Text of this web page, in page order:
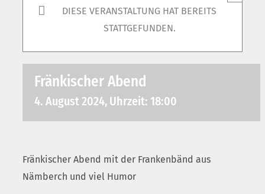
DIESE VERANSTALTUNG HAT BEREITS
STATTGEFUNDEN.
Fränkischer Abend
4. August 2024, Uhrzeit: 18:00
Fränkischer Abend mit der Frankenbänd aus
Nämberch und viel Humor